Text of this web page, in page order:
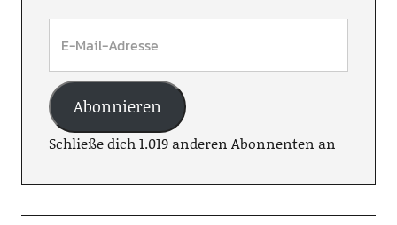
Abonnieren
Schließe dich 1.019 anderen Abonnenten an